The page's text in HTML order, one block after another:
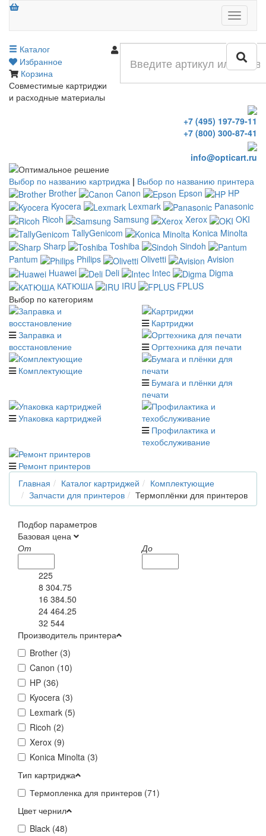
Меню
Каталог
Избранное
Корзина
Совместимые картриджи
и расходные материалы
+7 (495) 197-79-11
+7 (800) 300-87-41
info@opticart.ru
Выбор по названию картриджа | Выбор по названию принтера
Brother
Canon Epson
HP
Kyocera
Lexmark
Panasonic
Ricoh
Samsung Xerox
OKI
TallyGenicom
Konica Minolta
Sharp
Toshiba
Sindoh
Pantum
Philips Olivetti
Avision
Huawei
Deli Intec
Digma
КАТЮША
IRU
FPLUS
Выбор по категориям
Заправка и
восстановление
Картриджи
Оргтехника для печати
Комплектующие
Бумага и плёнки для
печати
Упаковка картриджей
Профилактика и
техобслуживание
Ремонт принтеров
Главная
Каталог картриджей
Комплектующие
Запчасти для принтеров
Термоплёнки для принтеров
Подбор параметров
Базовая цена
От
До
225
8 304.75
16 384.50
24 464.25
32 544
Производитель принтера
Brother (3)
Canon (10)
HP (36)
Kyocera (3)
Lexmark (5)
Ricoh (2)
Xerox (9)
Konica Minolta (3)
Тип картриджа
Термопленка для принтеров (71)
Цвет чернил
Black (48)